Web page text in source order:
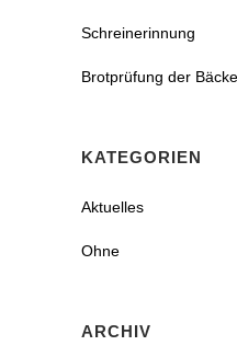
Schreinerinnung
Brotprüfung der
KATEGORIEN
Aktuelles
Ohne
ARCHIV